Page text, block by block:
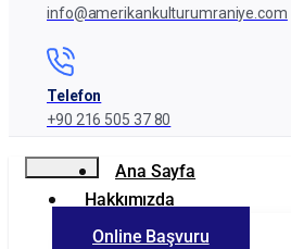
info@amerikankulturumraniye.com
Telefon
+90 216 505 37 80
Ana Sayfa
Hakkımızda
Kurumumuz
Online Başvuru